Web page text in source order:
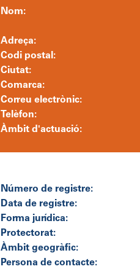
Nom:
Adreça:
Codi postal:
Ciutat:
Comarca:
Correu electrònic:
Telèfon:
Àmbit d'actuació:
Número de registre:
Data de registre:
Forma jurídica:
Protectorat:
Àmbit geogràfic:
Persona de contacte: